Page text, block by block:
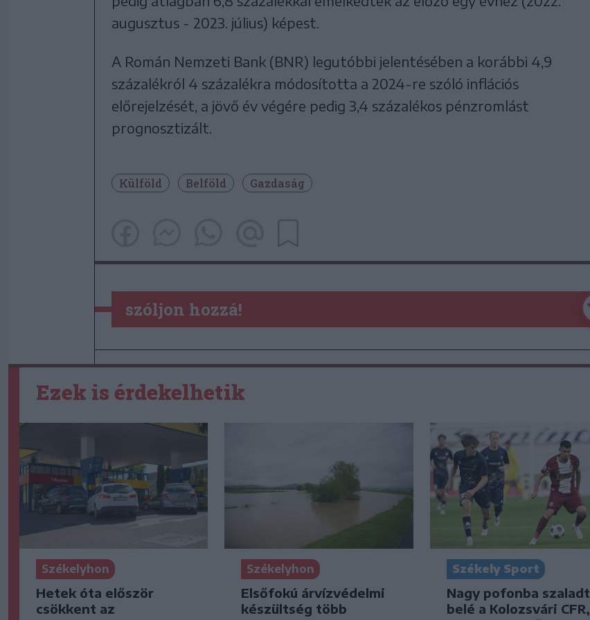
augusztus - 2023. július) képest.
A Román Nemzeti Bank (BNR) legutóbbi jelentésében a korábbi 4,9
százalékról 4 százalékra módosította a 2024-re szóló inflációs
előrejelzését, a jövő év végére pedig 3,4 százalékos pénzromlást
prognosztizált.
Külföld Belföld Gazdaság
szóljon hozzá!
Ezek is érdekelhetik
Székelyhon
Hetek óta először
csökkent az
Székelyhon
Elsőfokú árvízvédelmi
készültség több
Székely Sport
Nagy pofonba szaladt
belé a Kolozsvári CFR,